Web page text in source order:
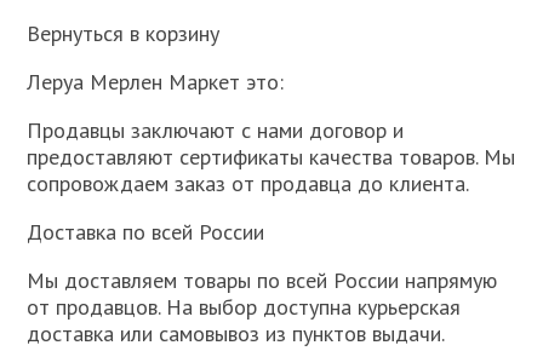
Вернуться в корзину
Леруа Мерлен Маркет это:
Продавцы заключают с нами договор и
предоставляют сертификаты качества товаров. Мы
сопровождаем заказ от продавца до клиента.
Доставка по всей России
Мы доставляем товары по всей России напрямую
от продавцов. На выбор доступна курьерская
доставка или самовывоз из пунктов выдачи.